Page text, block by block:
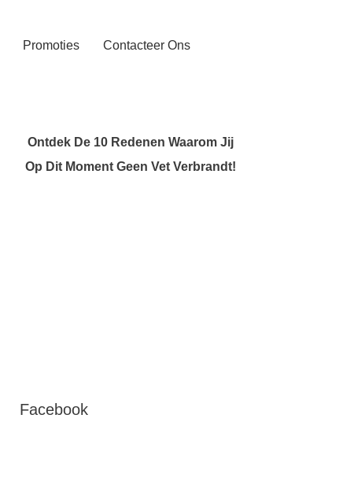
Promoties Contacteer Ons
Ontdek De 10 Redenen Waarom Jij
Op Dit Moment Geen Vet Verbrandt!
Facebook